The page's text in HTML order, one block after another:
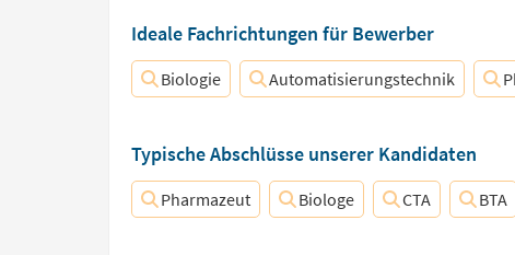
Ideale Fachrichtungen für Bewerber
Biologie Automatisierungstechnik
Typische Abschlüsse unserer Kandidaten
Pharmazeut Biologe CTA BTA